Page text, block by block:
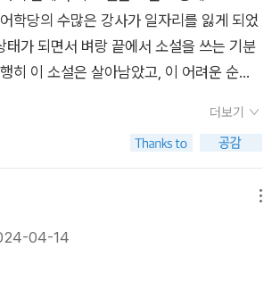
학당의 수많은 강사가 일자리를 잃게 되었
태가 되면서 벼랑 끝에서 소설을 쓰는 기분
히 이 소설은 살아남았고, 이 어려운 순간
이 소설은 명문 H 대 한국어학당에
르치는 네 명의 여성 선이, 미주, 가은, 한
사에서 어느 작가가 언급했듯이 네 명의 주
저래서 잘못되었다는 결론을 내리지 않
을 묘사하며 서로의 관계를 언급한 부분
대학에서 마치 장사를 하듯이 비자
더보기
04-14